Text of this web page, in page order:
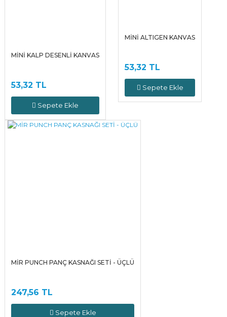
MİNİ KALP DESENLİ KANVAS
53,32 TL
Sepete Ekle
MİNİ ALTIGEN KANVAS
53,32 TL
Sepete Ekle
MİR PUNCH PANÇ KASNAĞI SETİ - ÜÇLÜ
247,56 TL
Sepete Ekle